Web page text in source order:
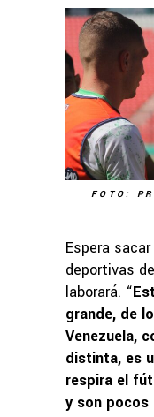
FOTO:
Espera
deportivas
laborará. “
grande, de
Venezuela,
distinta, es
respira el
y son pocos